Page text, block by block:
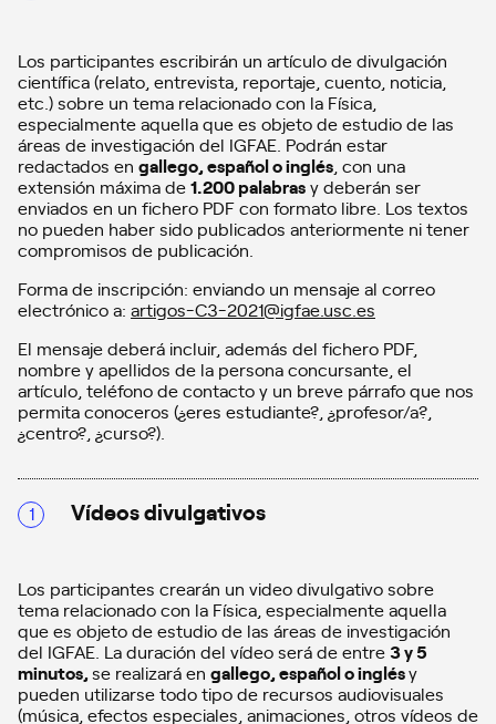
Los participantes escribirán un artículo de divulgación
científica (relato, entrevista, reportaje, cuento, noticia,
etc.) sobre un tema relacionado con la Física,
especialmente aquella que es objeto de estudio de las
áreas de investigación del IGFAE. Podrán estar
redactados en gallego, español o inglés , con una
extensión máxima de1.200 palabrasy deberán ser
enviados en un fichero PDF con formato libre. Los textos
no pueden haber sido publicados anteriormente ni tener
compromisos de publicación.
Forma de inscripción: enviando un mensaje al correo
electrónico a: artigos-C3-2021@igfae.usc.es
El mensaje deberá incluir, además del fichero PDF,
nombre y apellidos de la persona concursante, el
artículo, teléfono de contacto y un breve párrafo que nos
permita conoceros (¿eres estudiante?, ¿profesor/a?,
¿centro?, ¿curso?).
Vídeos divulgativos
Los participantes crearán un video divulgativo sobre
tema relacionado con la Física, especialmente aquella
que es objeto de estudio de las áreas de investigación
del IGFAE. La duración del vídeo será de entre3 y 5
minutos,se realizará en gallego, español o inglésy
pueden utilizarse todo tipo de recursos audiovisuales
(música, efectos especiales, animaciones, otros vídeos de